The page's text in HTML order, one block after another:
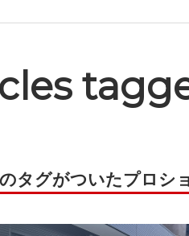
タグがついたプロシ